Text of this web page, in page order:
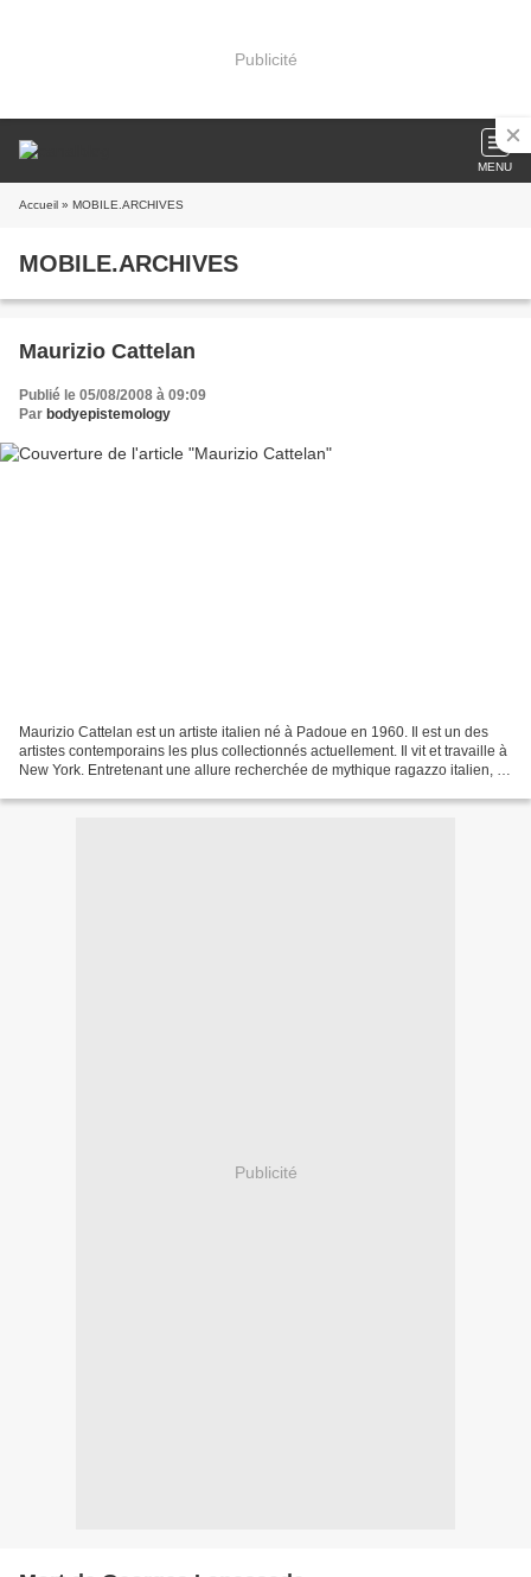
Publicité
MENU
Accueil » MOBILE.ARCHIVES
MOBILE.ARCHIVES
Maurizio Cattelan
Publié le 05/08/2008 à 09:09
Par bodyepistemology
Maurizio Cattelan est un artiste italien né à Padoue en 1960. Il est un des
artistes contemporains les plus collectionnés actuellement. Il vit et travaille à
New York. Entretenant une allure recherchée de mythique ragazzo italien, il
Publicité